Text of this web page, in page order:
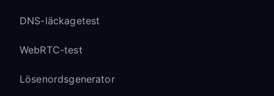
DNS-läckagetest
WebRTC-test
Lösenordsgenerator